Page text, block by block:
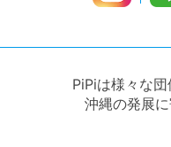
PiPiは様々な団
沖縄の発展に